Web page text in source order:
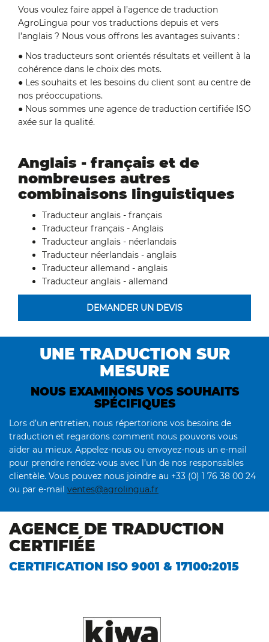
Vous voulez faire appel à l’agence de traduction
AgroLingua pour vos traductions depuis et vers
l’anglais ? Nous vous offrons les avantages suivants :
● Nos traducteurs sont orientés résultats et veillent à la
cohérence dans le choix des mots.
● Les souhaits et les besoins du client sont au centre de
nos préoccupations.
● Nous sommes une agence de traduction certifiée ISO
axée sur la qualité.
Anglais - français et de
nombreuses autres
combinaisons linguistiques
Traducteur anglais - français
Traducteur français - Anglais
Traducteur anglais - néerlandais
Traducteur néerlandais - anglais
Traducteur allemand - anglais
Traducteur anglais - allemand
DEMANDER UN DEVIS
UNE TRADUCTION SUR
MESURE
NOUS EXAMINONS VOS SOUHAITS
SPÉCIFIQUES
Lors d’un entretien, nous répertorions vos besoins de
traduction et regardons comment nous pouvons vous
aider au mieux. Appelez-nous ou envoyez-nous un e-mail
pour prendre rendez-vous avec l’un de nos responsables
clientèle. Vous pouvez nous joindre au +33 (0) 1 76 38 00 24
ou par e-mail ventes@agrolingua.fr
AGENCE DE TRADUCTION
CERTIFIÉE
CERTIFICATION ISO 9001 & 17100:2015